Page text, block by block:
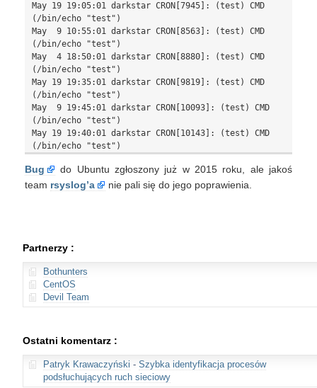
May 19 19:05:01 darkstar CRON[7945]: (test) CMD
(/bin/echo "test")
May  9 10:55:01 darkstar CRON[8563]: (test) CMD
(/bin/echo "test")
May  4 18:50:01 darkstar CRON[8880]: (test) CMD
(/bin/echo "test")
May 19 19:35:01 darkstar CRON[9819]: (test) CMD
(/bin/echo "test")
May  9 19:45:01 darkstar CRON[10093]: (test) CMD
(/bin/echo "test")
May 19 19:40:01 darkstar CRON[10143]: (test) CMD
Bug
do Ubuntu zgłoszony już w 2015 roku, ale jakoś
team rsyslog’a nie pali się do jego poprawienia.
Partnerzy :
Bothunters
CentOS
Devil Team
Ostatni komentarz :
Patryk Krawaczyński - Szybka identyfikacja procesów
podsłuchujących ruch sieciowy